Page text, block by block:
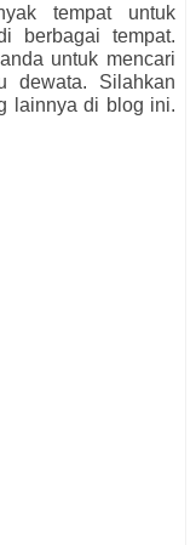
tempat untuk
berbagai tempat.
untuk mencari
dewata. Silahkan
lainnya di blog ini.